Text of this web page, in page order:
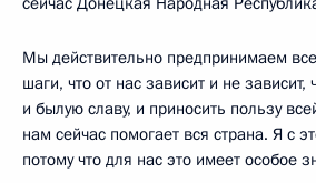
Мы действительно предпринимаем
шаги, что от нас зависит и не зависит,
и былую славу, и приносить пользу
нам сейчас помогает вся страна. Я с
потому что для нас это имеет особое